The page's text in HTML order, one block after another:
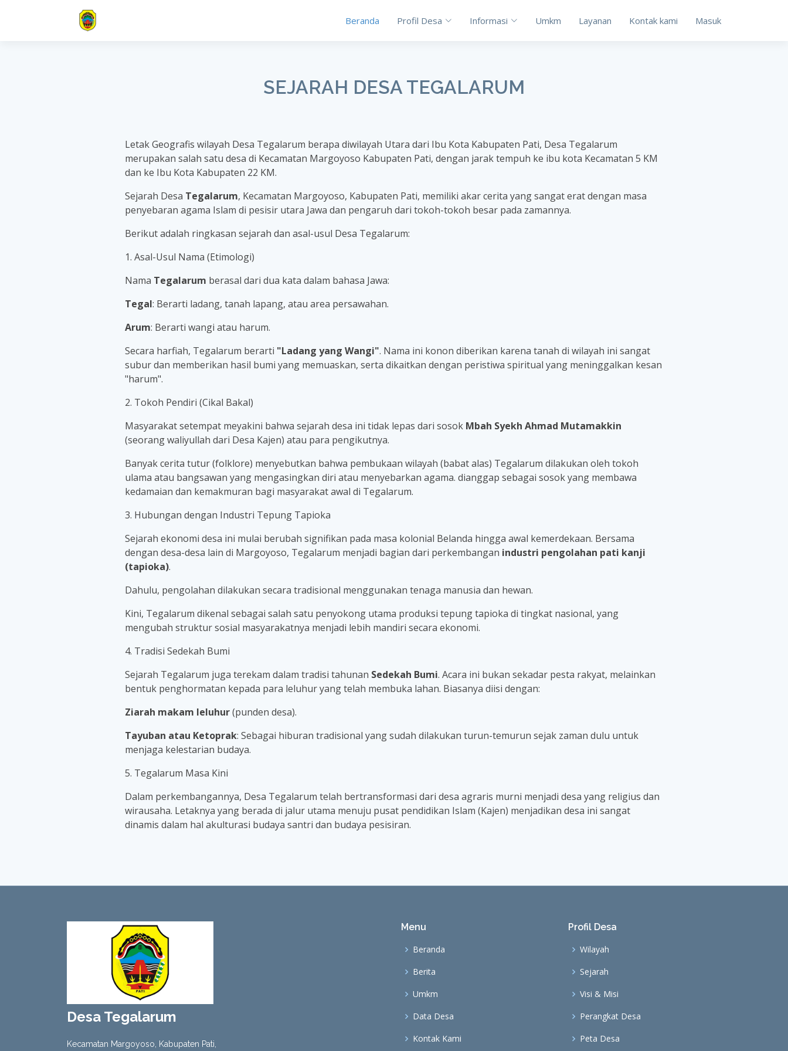
Beranda Profil Desa Informasi Umkm Layanan Kontak kami Masuk
SEJARAH DESA TEGALARUM
Letak Geografis wilayah Desa Tegalarum berapa diwilayah Utara dari Ibu Kota Kabupaten Pati, Desa Tegalarum
merupakan salah satu desa di Kecamatan Margoyoso Kabupaten Pati, dengan jarak tempuh ke ibu kota Kecamatan 5 KM
dan ke Ibu Kota Kabupaten 22 KM.
Sejarah Desa Tegalarum, Kecamatan Margoyoso, Kabupaten Pati, memiliki akar cerita yang sangat erat dengan masa
penyebaran agama Islam di pesisir utara Jawa dan pengaruh dari tokoh-tokoh besar pada zamannya.
Berikut adalah ringkasan sejarah dan asal-usul Desa Tegalarum:
1. Asal-Usul Nama (Etimologi)
Nama Tegalarum berasal dari dua kata dalam bahasa Jawa:
Tegal: Berarti ladang, tanah lapang, atau area persawahan.
Arum: Berarti wangi atau harum.
Secara harfiah, Tegalarum berarti "Ladang yang Wangi". Nama ini konon diberikan karena tanah di wilayah ini sangat
subur dan memberikan hasil bumi yang memuaskan, serta dikaitkan dengan peristiwa spiritual yang meninggalkan kesan
"harum".
2. Tokoh Pendiri (Cikal Bakal)
Masyarakat setempat meyakini bahwa sejarah desa ini tidak lepas dari sosok Mbah Syekh Ahmad Mutamakkin
(seorang waliyullah dari Desa Kajen) atau para pengikutnya.
Banyak cerita tutur (folklore) menyebutkan bahwa pembukaan wilayah (babat alas) Tegalarum dilakukan oleh tokoh
ulama atau bangsawan yang mengasingkan diri atau menyebarkan agama. dianggap sebagai sosok yang membawa
kedamaian dan kemakmuran bagi masyarakat awal di Tegalarum.
3. Hubungan dengan Industri Tepung Tapioka
Sejarah ekonomi desa ini mulai berubah signifikan pada masa kolonial Belanda hingga awal kemerdekaan. Bersama
dengan desa-desa lain di Margoyoso, Tegalarum menjadi bagian dari perkembangan industri pengolahan pati kanji
(tapioka).
Dahulu, pengolahan dilakukan secara tradisional menggunakan tenaga manusia dan hewan.
Kini, Tegalarum dikenal sebagai salah satu penyokong utama produksi tepung tapioka di tingkat nasional, yang
mengubah struktur sosial masyarakatnya menjadi lebih mandiri secara ekonomi.
4. Tradisi Sedekah Bumi
Sejarah Tegalarum juga terekam dalam tradisi tahunan Sedekah Bumi. Acara ini bukan sekadar pesta rakyat, melainkan
bentuk penghormatan kepada para leluhur yang telah membuka lahan. Biasanya diisi dengan:
Ziarah makam leluhur(punden desa).
Tayuban atau Ketoprak: Sebagai hiburan tradisional yang sudah dilakukan turun-temurun sejak zaman dulu untuk
menjaga kelestarian budaya.
5. Tegalarum Masa Kini
Dalam perkembangannya, Desa Tegalarum telah bertransformasi dari desa agraris murni menjadi desa yang religius dan
wirausaha. Letaknya yang berada di jalur utama menuju pusat pendidikan Islam (Kajen) menjadikan desa ini sangat
dinamis dalam hal akulturasi budaya santri dan budaya pesisiran.
Desa Tegalarum
Kecamatan Margoyoso, Kabupaten Pati,
Menu
Beranda
Berita
Umkm
Data Desa
Kontak Kami
Profil Desa
Wilayah
Sejarah
Visi & Misi
Perangkat Desa
Peta Desa